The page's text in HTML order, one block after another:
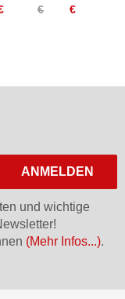
€
€
ANMELDEN
und wichtige
(Mehr Infos...).